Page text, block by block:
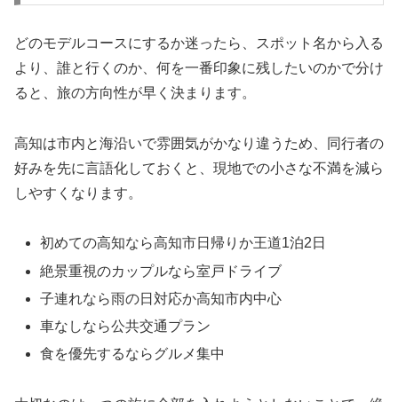
どのモデルコースにするか迷ったら、スポット名から入る
より、誰と行くのか、何を一番印象に残したいのかで分け
ると、旅の方向性が早く決まります。
高知は市内と海沿いで雰囲気がかなり違うため、同行者の
好みを先に言語化しておくと、現地での小さな不満を減ら
しやすくなります。
初めての高知なら高知市日帰りか王道1泊2日
絶景重視のカップルなら室戸ドライブ
子連れなら雨の日対応か高知市内中心
車なしなら公共交通プラン
食を優先するならグルメ集中